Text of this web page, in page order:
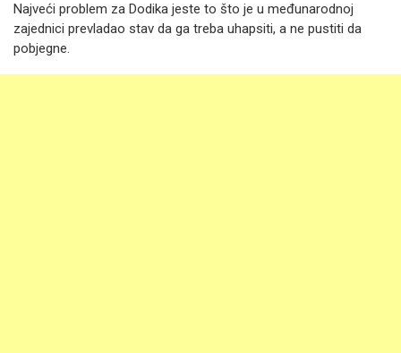
Najveći problem za Dodika jeste to što je u međunarodnoj
zajednici prevladao stav da ga treba uhapsiti, a ne pustiti da
pobjegne.